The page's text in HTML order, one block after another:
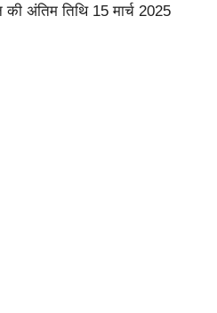
अंतिम तिथि 15 मार्च 2025